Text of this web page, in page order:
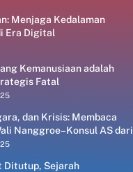
Menjaga Kedalaman
Era Digital
Kemanusiaan adalah
Fatal
dan Krisis: Membaca
Nanggroe–Konsul AS dari
Politik
Ditutup, Sejarah